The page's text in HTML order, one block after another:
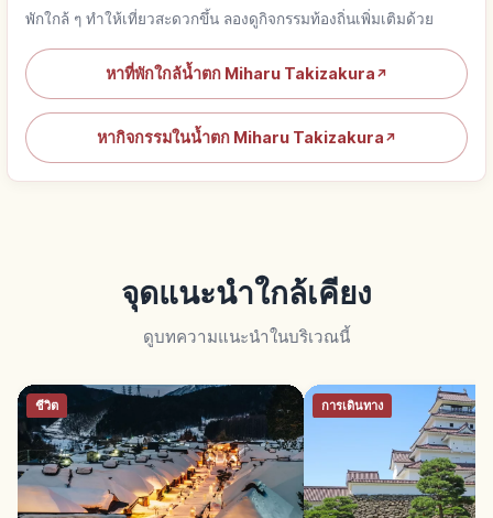
พักใกล้ ๆ ทำให้เที่ยวสะดวกขึ้น ลองดูกิจกรรมท้องถิ่นเพิ่มเติมด้วย
หาที่พักใกล้น้ำตก Miharu Takizakura ↗
หากิจกรรมในน้ำตก Miharu Takizakura ↗
จุดแนะนำใกล้เคียง
ดูบทความแนะนำในบริเวณนี้
ชีวิต การเดินทาง